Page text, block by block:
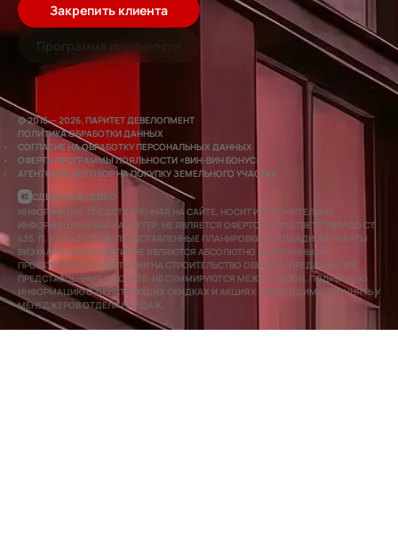
Закрепить клиента
Программа лояльности
© 2016 — 2026, ПАРИТЕТ ДЕВЕЛОПМЕНТ
ПОЛИТИКА ОБРАБОТКИ ДАННЫХ
СОГЛАСИЕ НА ОБРАБОТКУ ПЕРСОНАЛЬНЫХ ДАННЫХ
ОФЕРТА ПРОГРАММЫ ЛОЯЛЬНОСТИ «ВИН-ВИН БОНУС»
АГЕНТСКИЙ ДОГОВОР НА ПОКУПКУ ЗЕМЕЛЬНОГО УЧАСТКА
СДЕЛАНО В CEDRO
ИНФОРМАЦИЯ, ПРЕДСТАВЛЕННАЯ НА САЙТЕ, НОСИТ ИСКЛЮЧИТЕЛЬНО
ИНФОРМАЦИОННЫЙ ХАРАКТЕР, НЕ ЯВЛЯЕТСЯ ОФЕРТОЙ В СООТВЕТСТВИИ СО СТ.
435, П. 2 СТ. 437 ГК РФ. ПРЕДСТАВЛЕННЫЕ ПЛАНИРОВКИ, ПЛОЩАДИ, ВАРИАНТЫ
ВИЗУАЛИЗАЦИИ КВАРТИР НЕ ЯВЛЯЮТСЯ АБСОЛЮТНО ИДЕНТИЧНЫМИ
ПРОЕКТНОЙ ДОКУМЕНТАЦИИ НА СТРОИТЕЛЬСТВО ОБЪЕКТА. ПРЕДЛОЖЕНИЯ,
ПРЕДСТАВЛЕННЫЕ НА САЙТЕ, НЕ СУММИРУЮТСЯ МЕЖДУ СОБОЙ. ПОДРОБНУЮ
ИНФОРМАЦИЮ О ДЕЙСТВУЮЩИХ СКИДКАХ И АКЦИЯХ НЕОБХОДИМО УТОЧНЯТЬ У
МЕНЕДЖЕРОВ ОТДЕЛА ПРОДАЖ.